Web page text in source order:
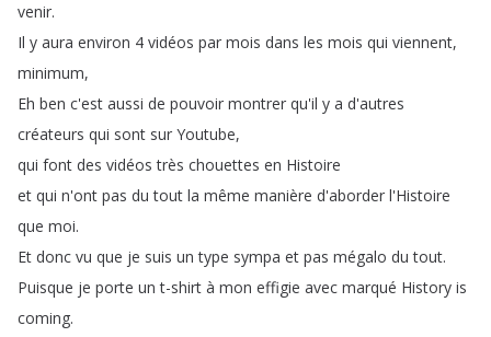
venir.
Il y aura environ 4 vidéos par mois dans les mois qui viennent,
minimum,
Eh ben c'est aussi de pouvoir montrer qu'il y a d'autres
créateurs qui sont sur Youtube,
qui font des vidéos très chouettes en Histoire
et qui n'ont pas du tout la même manière d'aborder l'Histoire
que moi.
Et donc vu que je suis un type sympa et pas mégalo du tout.
Puisque je porte un t-shirt à mon effigie avec marqué History is
coming.